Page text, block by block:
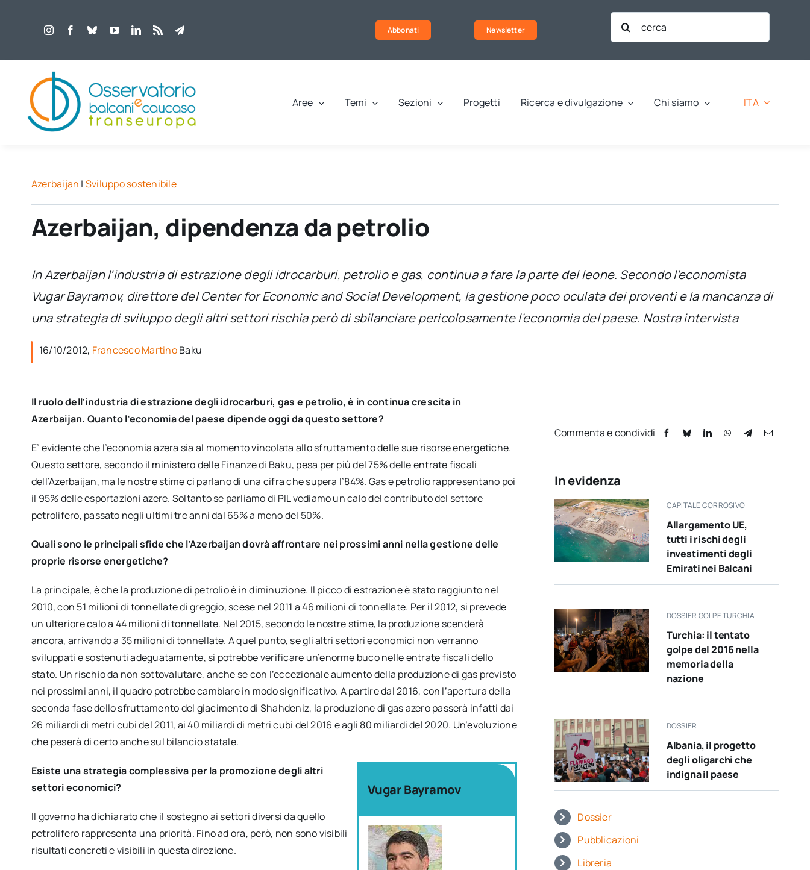
Abbonati Newsletter
Cerca
per:
Aree Temi Sezioni Progetti Ricerca e divulgazione Chi siamo ITA
Azerbaijan | Sviluppo sostenibile
Azerbaijan, dipendenza da petrolio
In Azerbaijan l’industria di estrazione degli idrocarburi, petrolio e gas, continua a fare la parte del leone. Secondo l’economista
Vugar Bayramov, direttore del Center for Economic and Social Development, la gestione poco oculata dei proventi e la mancanza di
una strategia di sviluppo degli altri settori rischia però di sbilanciare pericolosamente l’economia del paese. Nostra intervista
16/10/2012, Francesco MartinoBaku
Il ruolo dell’industria di estrazione degli idrocarburi, gas e petrolio, è in continua crescita in
Azerbaijan. Quanto l’economia del paese dipende oggi da questo settore?
E’ evidente che l’economia azera sia al momento vincolata allo sfruttamento delle sue risorse energetiche.
Questo settore, secondo il ministero delle Finanze di Baku, pesa per più del 75% delle entrate fiscali
dell’Azerbaijan, ma le nostre stime ci parlano di una cifra che supera l’84%. Gas e petrolio rappresentano poi
il 95% delle esportazioni azere. Soltanto se parliamo di PIL vediamo un calo del contributo del settore
petrolifero, passato negli ultimi tre anni dal 65% a meno del 50%.
Quali sono le principali sfide che l’Azerbaijan dovrà affrontare nei prossimi anni nella gestione delle
proprie risorse energetiche?
La principale, è che la produzione di petrolio è in diminuzione. Il picco di estrazione è stato raggiunto nel
2010, con 51 milioni di tonnellate di greggio, scese nel 2011 a 46 milioni di tonnellate. Per il 2012, si prevede
un ulteriore calo a 44 milioni di tonnellate. Nel 2015, secondo le nostre stime, la produzione scenderà
ancora, arrivando a 35 milioni di tonnellate. A quel punto, se gli altri settori economici non verranno
sviluppati e sostenuti adeguatamente, si potrebbe verificare un’enorme buco nelle entrate fiscali dello
stato. Un rischio da non sottovalutare, anche se con l’eccezionale aumento della produzione di gas previsto
nei prossimi anni, il quadro potrebbe cambiare in modo significativo. A partire dal 2016, con l’apertura della
seconda fase dello sfruttamento del giacimento di Shahdeniz, la produzione di gas azero passerà infatti dai
26 miliardi di metri cubi del 2011, ai 40 miliardi di metri cubi del 2016 e agli 80 miliardi del 2020. Un’evoluzione
che peserà di certo anche sul bilancio statale.
Vugar Bayramov
Esiste una strategia complessiva per la promozione degli altri
settori economici?
Il governo ha dichiarato che il sostegno ai settori diversi da quello
petrolifero rappresenta una priorità. Fino ad ora, però, non sono visibili
risultati concreti e visibili in questa direzione.
Commenta e condividi
In evidenza
CAPITALE CORROSIVO
Allargamento UE,
tutti i rischi degli
investimenti degli
Emirati nei Balcani
DOSSIER GOLPE TURCHIA
Turchia: il tentato
golpe del 2016 nella
memoria della
nazione
DOSSIER
Albania, il progetto
degli oligarchi che
indigna il paese
Dossier
Pubblicazioni
Libreria